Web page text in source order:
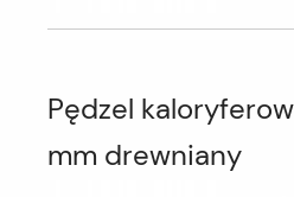
Pędzel
mm drewniany